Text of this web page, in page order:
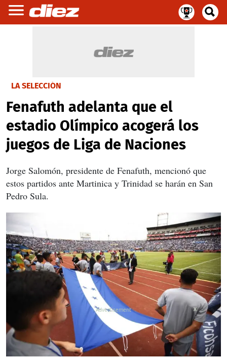
LA SELECCIÓN
Fenafuth adelanta que el
estadio Olímpico acogerá los
juegos de Liga de Naciones
Jorge Salomón, presidente de Fenafuth, mencionó que
estos partidos ante Martinica y Trinidad se harán en San
Pedro Sula.
X